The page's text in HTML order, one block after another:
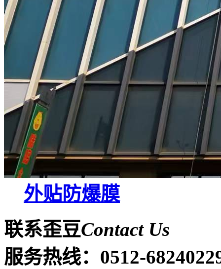
外贴防爆膜
联系歪豆Contact Us
服务热线： 0512-